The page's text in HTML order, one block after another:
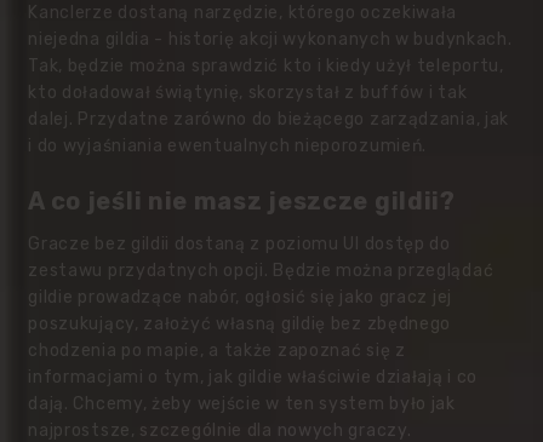
Kanclerze dostaną narzędzie, którego oczekiwała
niejedna gildia - historię akcji wykonanych w budynkach.
Tak, będzie można sprawdzić kto i kiedy użył teleportu,
kto doładował świątynię, skorzystał z buffów i tak
dalej. Przydatne zarówno do bieżącego zarządzania, jak
i do wyjaśniania ewentualnych nieporozumień.
A co jeśli nie masz jeszcze gildii?
Gracze bez gildii dostaną z poziomu UI dostęp do
zestawu przydatnych opcji. Będzie można przeglądać
gildie prowadzące nabór, ogłosić się jako gracz jej
poszukujący, założyć własną gildię bez zbędnego
chodzenia po mapie, a także zapoznać się z
informacjami o tym, jak gildie właściwie działają i co
dają. Chcemy, żeby wejście w ten system było jak
najprostsze, szczególnie dla nowych graczy.